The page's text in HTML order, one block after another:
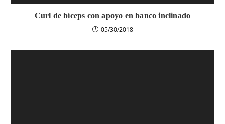
Curl de bíceps con apoyo en banco inclinado
05/30/2018